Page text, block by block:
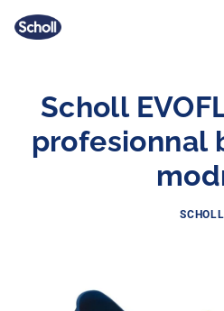
obsah
Scholl
profesionnal
SCHOLL